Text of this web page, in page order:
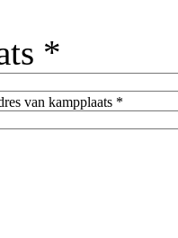
*
van kampplaats *